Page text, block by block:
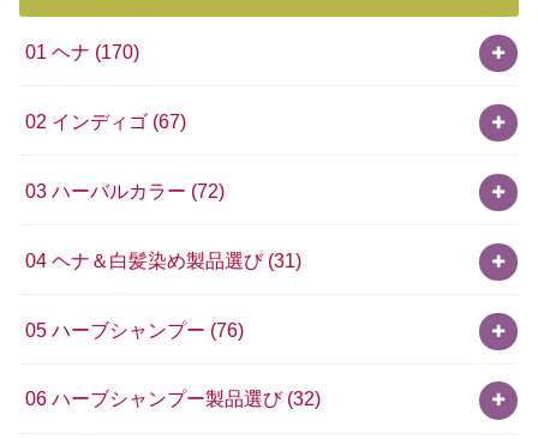
01 ヘナ (170)
02 インディゴ (67)
03 ハーバルカラー (72)
04 ヘナ＆白髪染め製品選び (31)
05 ハーブシャンプー (76)
06 ハーブシャンプー製品選び (32)